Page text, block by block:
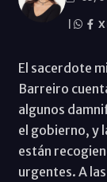
X
El sacerdote
Barreiro
algunos
el gobierno, y
están
urgentes. A